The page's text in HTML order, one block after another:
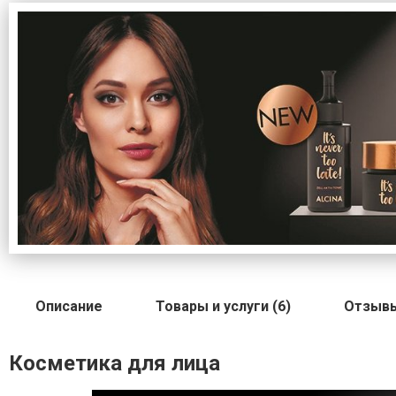
Описание Товары и услуги (6)
Косметика для лица